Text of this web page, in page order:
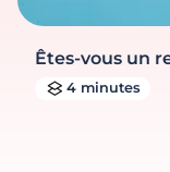
Êtes-vous un
4 minutes